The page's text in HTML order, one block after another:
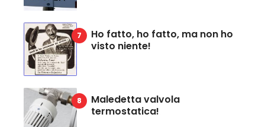
Ho fatto, ho fatto, ma non ho
visto niente!
Maledetta valvola
termostatica!